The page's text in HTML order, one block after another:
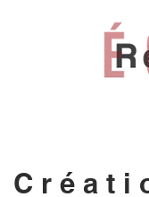
C r é a t i